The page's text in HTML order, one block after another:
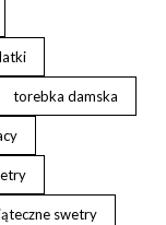
torebka damska
swetry